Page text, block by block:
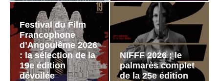
Festival du Film
Francophone
d’Angoulême 2026
: la sélection de la
19e édition
dévoilée
NIFFF 2026 : le
palmarès complet
de la 25e édition